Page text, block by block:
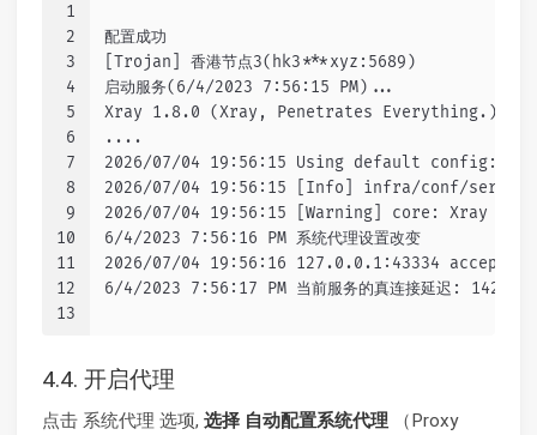
1
2
3
4
5
6
7
8
9
10
11
12
13
配置成功
[Trojan] 香港节点3(hk3***xyz:5689)
启动服务(6/4/2023 7:56:15 PM)...
Xray 1.8.0 (Xray, Penetrates Everything.)
....
2026/07/04 19:56:15 Using default config:
2026/07/04 19:56:15 [Info] infra/conf/serial:
2026/07/04 19:56:15 [Warning] core: Xray
6/4/2023 7:56:16 PM 系统代理设置改变
2026/07/04 19:56:16 127.0.0.1:43334
6/4/2023 7:56:17 PM 当前服务的真连接延迟: 142 ms
4.4. 开启代理
点击 系统代理 选项, 选择 自动配置系统代理 （Proxy